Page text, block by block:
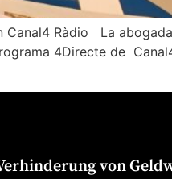
Canal4 Ràdio La
4Directe de
von